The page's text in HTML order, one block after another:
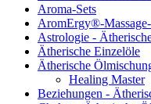
gewählt
werden
Aroma-Sets
AromErgy®-
Astrologie -
Ätherische Einzelöle
Ätherische
Healing Master
Beziehungen -